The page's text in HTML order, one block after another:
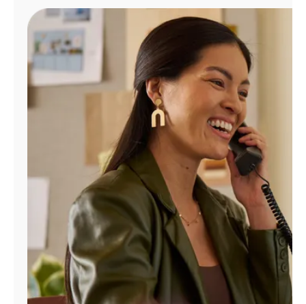
Administrar
cuenta
Encuentra
tienda